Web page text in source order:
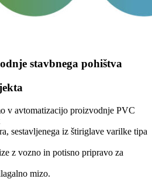
stavbnega pohištva
v avtomatizacijo proizvodnje PVC
sestavljenega iz štiriglave varilke tipa
z vozno in potisno pripravo za
mizo.